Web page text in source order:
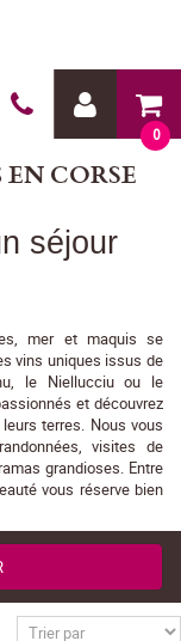
0
EN CORSE
séjour
mer et maquis se
vins uniques issus de
le Niellucciu ou le
et découvrez
terres. Nous vous
visites de
grandioses. Entre
vous réserve bien